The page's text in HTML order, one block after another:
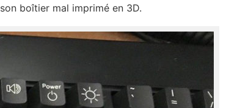
boîtier mal imprimé en 3D.